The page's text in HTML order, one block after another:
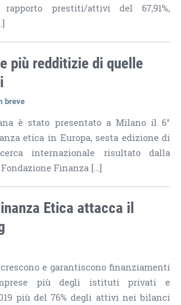
prestiti/attivi del 67,91%,
più redditizie di quelle
breve
è stato presentato a Milano il 6°
etica in Europa, sesta edizione di
internazionale risultato dalla
Finanza […]
Etica attacca il
e garantiscono finanziamenti
più degli istituti privati e
più del 76% degli attivi nei bilanci